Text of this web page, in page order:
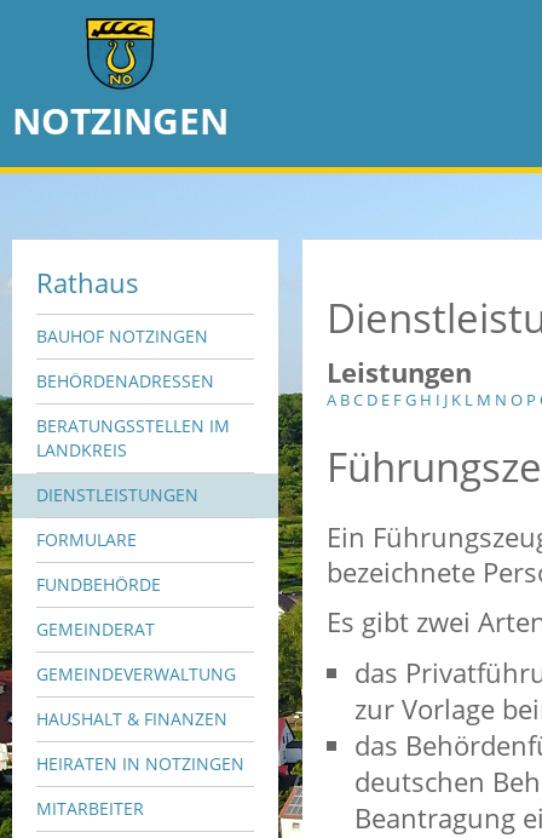
NOTZINGEN
Rathaus
BAUHOF NOTZINGEN
BEHÖRDENADRESSEN
BERATUNGSSTELLEN IM
LANDKREIS
DIENSTLEISTUNGEN
FORMULARE
FUNDBEHÖRDE
GEMEINDERAT
GEMEINDEVERWALTUNG
HAUSHALT & FINANZEN
HEIRATEN IN NOTZINGEN
MITARBEITER
Leistungen
A BC D E FG H I J K L M N O P
Ein
bezeichnete
Es gibt zwei
das
zur Vorlage
das
deutschen
Beantragung